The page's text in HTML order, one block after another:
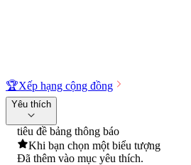
🏆Xếp hạng cộng đồng
Yêu thích
tiêu đề bảng thông báo
Khi bạn chọn một biểu tượng
Đã thêm vào mục yêu thích.